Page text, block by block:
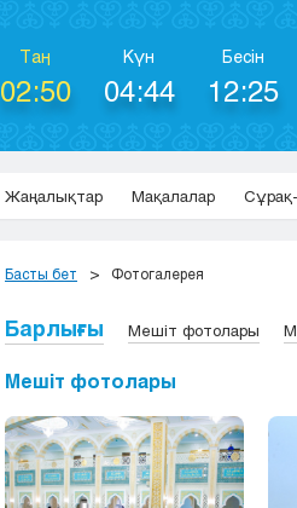
Таң
02:50
Күн
04:44
Бесін
12:25
Жаңалықтар Мақалалар
Басты бет Фотогалерея
Барлығы Мешіт фотолары
Мешіт фотолары